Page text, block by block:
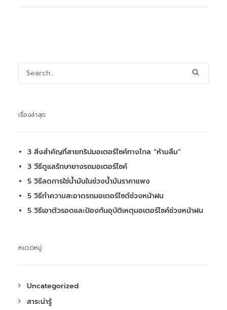
เรื่องล่าสุด
3 สิ่งสำคัญที่สายทริปมอเตอร์ไซค์ทางไกล “ห้ามลืม”
3 วีธีดูแลรักษายางรถมอเตอร์ไซค์
5 วิธีลดการใช่น้ำมันในช่วงน้ำมันราคาแพง
5 วิธีทำความสะอาดรถมอเตอร์ไซต์ช่วงหน้าฝน
5 วิธีเอาตัวรอดและป้องกันอุบัติเหตุมอเตอร์ไซค์ช่วงหน้าฝน
หมวดหมู่
Uncategorized
สาระน่ารู้